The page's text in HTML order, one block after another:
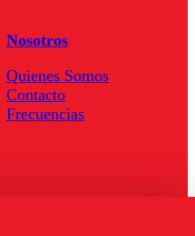
Nosotros
Quienes Somos
Contacto
Frecuencias